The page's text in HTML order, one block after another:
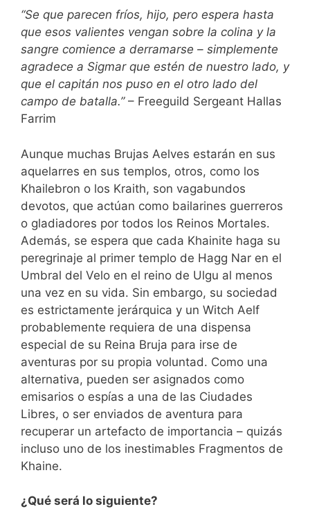
“Se que parecen fríos, hijo, pero espera hasta
que esos valientes vengan sobre la colina y la
sangre comience a derramarse – simplemente
agradece a Sigmar que estén de nuestro lado, y
que el capitán nos puso en el otro lado del
campo de batalla.”– Freeguild Sergeant Hallas
Farrim
Aunque muchas Brujas Aelves estarán en sus
aquelarres en sus templos, otros, como los
Khailebron o los Kraith, son vagabundos
devotos, que actúan como bailarines guerreros
o gladiadores por todos los Reinos Mortales.
Además, se espera que cada Khainite haga su
peregrinaje al primer templo de Hagg Nar en el
Umbral del Velo en el reino de Ulgu al menos
una vez en su vida. Sin embargo, su sociedad
es estrictamente jerárquica y un Witch Aelf
probablemente requiera de una dispensa
especial de su Reina Bruja para irse de
aventuras por su propia voluntad. Como una
alternativa, pueden ser asignados como
emisarios o espías a una de las Ciudades
Libres, o ser enviados de aventura para
recuperar un artefacto de importancia – quizás
incluso uno de los inestimables Fragmentos de
Khaine.
¿Qué será lo siguiente?